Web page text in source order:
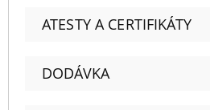
ATESTY A CERTIFIKÁTY
DODÁVKA